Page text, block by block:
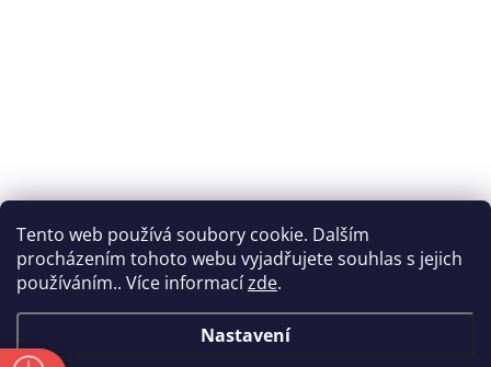
Tento web používá soubory cookie. Dalším
procházením tohoto webu vyjadřujete souhlas s jejich
používáním.. Více informacízde.
Nastavení